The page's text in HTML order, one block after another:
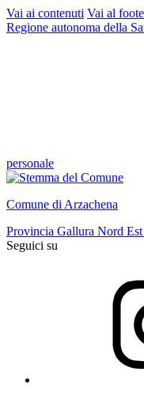
Vai ai contenuti Vai al
Regione autonoma della
personale
Comune di Arzachena
Provincia Gallura Nord Est
Seguici su